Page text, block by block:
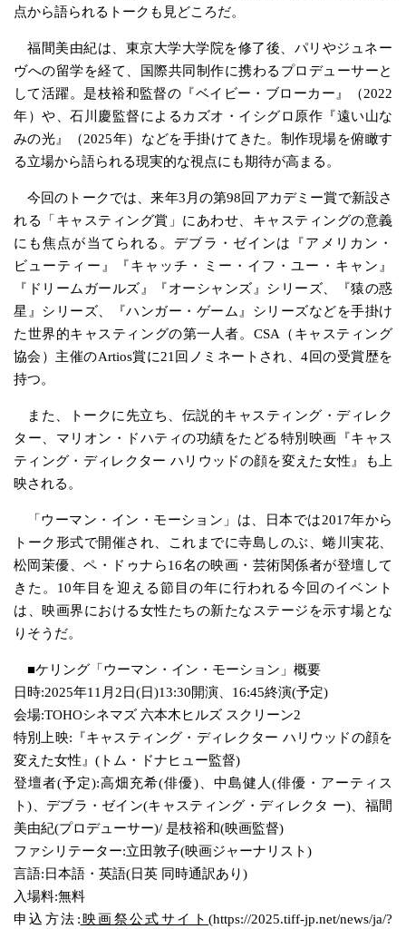
点から語られるトークも見どころだ。
福間美由紀は、東京大学大学院を修了後、パリやジュネー
ヴへの留学を経て、国際共同制作に携わるプロデューサーと
して活躍。是枝裕和監督の『ベイビー・ブローカー』（2022
年）や、石川慶監督によるカズオ・イシグロ原作『遠い山な
みの光』（2025年）などを手掛けてきた。制作現場を俯瞰す
る立場から語られる現実的な視点にも期待が高まる。
今回のトークでは、来年3月の第98回アカデミー賞で新設さ
れる「キャスティング賞」にあわせ、キャスティングの意義
にも焦点が当てられる。デブラ・ゼインは『アメリカン・
ビューティー』『キャッチ・ミー・イフ・ユー・キャン』
『ドリームガールズ』『オーシャンズ』シリーズ、『猿の惑
星』シリーズ、『ハンガー・ゲーム』シリーズなどを手掛け
た世界的キャスティングの第一人者。CSA（キャスティング
協会）主催のArtios賞に21回ノミネートされ、4回の受賞歴を
持つ。
また、トークに先立ち、伝説的キャスティング・ディレク
ター、マリオン・ドハティの功績をたどる特別映画『キャス
ティング・ディレクター ハリウッドの顔を変えた女性』も上
映される。
「ウーマン・イン・モーション」は、日本では2017年から
トーク形式で開催され、これまでに寺島しのぶ、蜷川実花、
松岡茉優、ペ・ドゥナら16名の映画・芸術関係者が登壇して
きた。10年目を迎える節目の年に行われる今回のイベント
は、映画界における女性たちの新たなステージを示す場とな
りそうだ。
■ケリング「ウーマン・イン・モーション」概要
日時:2025年11月2日(日)13:30開演、16:45終演(予定)
会場:TOHOシネマズ 六本木ヒルズ スクリーン2
特別上映:『キャスティング・ディレクター ハリウッドの顔を
変えた女性』(トム・ドナヒュー監督)
登壇者(予定):高畑充希(俳優)、中島健人(俳優・アーティス
ト)、デブラ・ゼイン(キャスティング・ディレクタ ー)、福間
美由紀(プロデューサー)/ 是枝裕和(映画監督)
ファシリテーター:立田敦子(映画ジャーナリスト)
言語:日本語・英語(日英 同時通訳あり)
入場料:無料
申込方法: 映画祭公式サイト(https://2025.tiff-jp.net/news/ja/?